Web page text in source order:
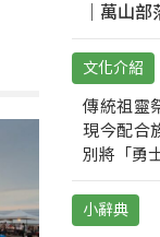
｜萬山
文化介紹
傳統祖靈
現今配合
別將「勇
小辭典